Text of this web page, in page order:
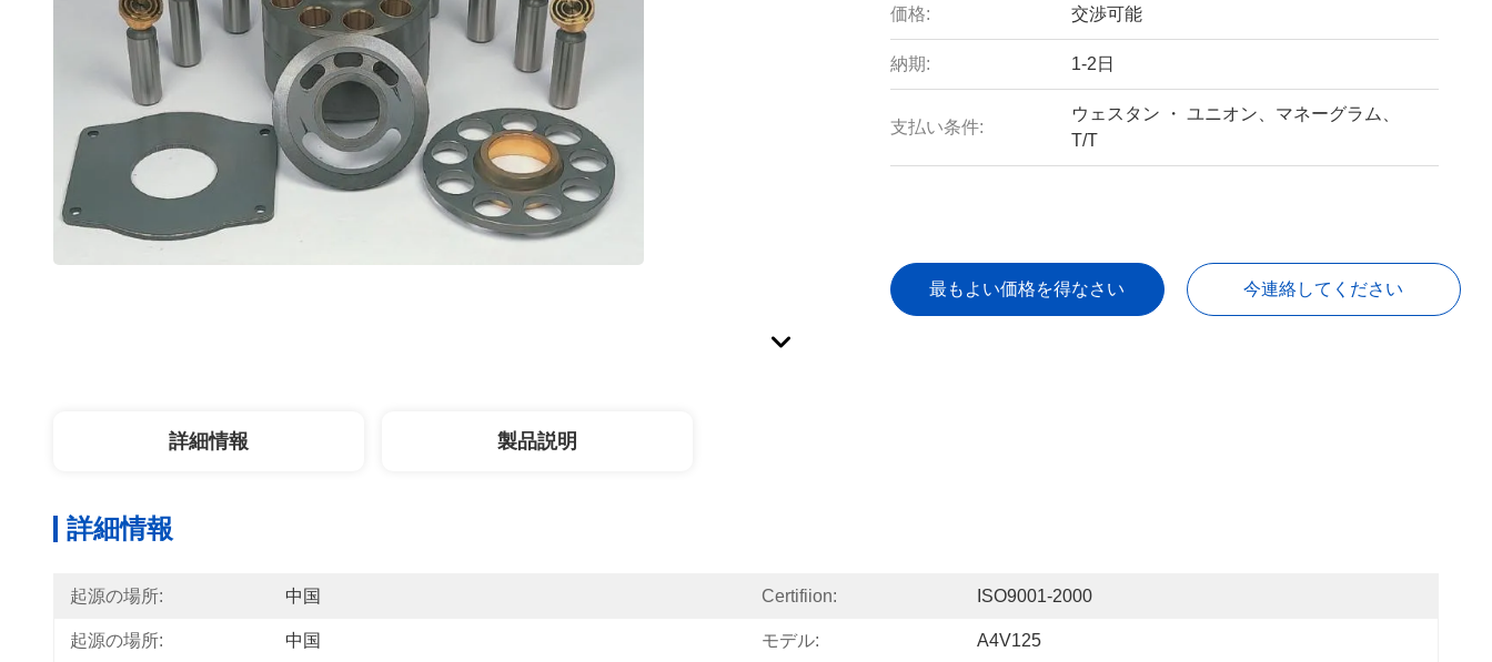
価格: 交渉可能
納期: 1-2日
支払い条件:
ウェスタン ・ ユニオン、マネーグラム、
T/T
最もよい価格を得なさい 今連絡してください
詳細情報 製品説明
詳細情報
起源の場所: 中国 Certifiion: ISO9001-2000
起源の場所: 中国 モデル: A4V125